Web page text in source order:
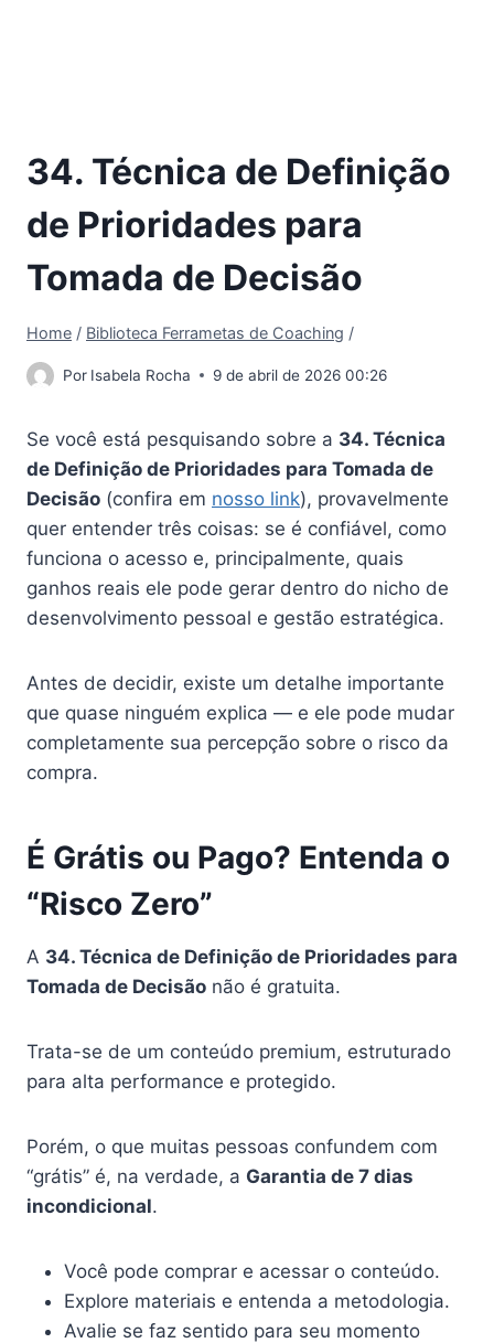
34. Técnica de Definição
de Prioridades para
Tomada de Decisão
Home / Biblioteca Ferrametas de Coaching /
Por Isabela Rocha 9 de abril de 2026 00:26
Se você está pesquisando sobre a 34. Técnica
de Definição de Prioridades para Tomada de
Decisão (confira em nosso link), provavelmente
quer entender três coisas: se é confiável, como
funciona o acesso e, principalmente, quais
ganhos reais ele pode gerar dentro do nicho de
desenvolvimento pessoal e gestão estratégica.
Antes de decidir, existe um detalhe importante
que quase ninguém explica — e ele pode mudar
completamente sua percepção sobre o risco da
compra.
É Grátis ou Pago? Entenda o
“Risco Zero”
A 34. Técnica de Definição de Prioridades para
Tomada de Decisão não é gratuita.
Trata-se de um conteúdo premium, estruturado
para alta performance e protegido.
Porém, o que muitas pessoas confundem com
“grátis” é, na verdade, a Garantia de 7 dias
incondicional.
Você pode comprar e acessar o conteúdo.
Explore materiais e entenda a metodologia.
Avalie se faz sentido para seu momento